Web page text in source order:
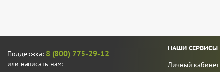
Поддержка: 8 (800) 775-29-12
или написать нам:
НАШИ СЕРВИСЫ
Личный кабинет